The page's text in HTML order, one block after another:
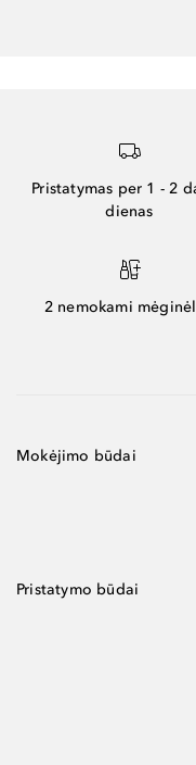
Pristatymas per 1 - 2
dienas
2 nemokami
Mokėjimo būdai
Pristatymo būdai